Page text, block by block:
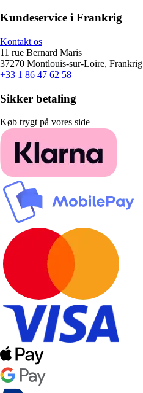
Kundeservice i Frankrig
Kontakt os
11 rue Bernard Maris
37270 Montlouis-sur-Loire, Frankrig
+33 1 86 47 62 58
Sikker betaling
Køb trygt på vores side